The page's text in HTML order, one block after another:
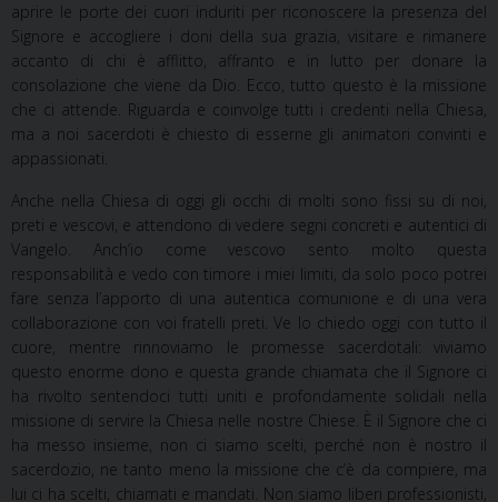
aprire le porte dei cuori induriti per riconoscere la presenza del
Signore e accogliere i doni della sua grazia, visitare e rimanere
accanto di chi è afflitto, affranto e in lutto per donare la
consolazione che viene da Dio. Ecco, tutto questo è la missione
che ci attende. Riguarda e coinvolge tutti i credenti nella Chiesa,
ma a noi sacerdoti è chiesto di esserne gli animatori convinti e
appassionati.
Anche nella Chiesa di oggi gli occhi di molti sono fissi su di noi,
preti e vescovi, e attendono di vedere segni concreti e autentici di
Vangelo. Anch’io come vescovo sento molto questa
responsabilità e vedo con timore i miei limiti, da solo poco potrei
fare senza l’apporto di una autentica comunione e di una vera
collaborazione con voi fratelli preti. Ve lo chiedo oggi con tutto il
cuore, mentre rinnoviamo le promesse sacerdotali: viviamo
questo enorme dono e questa grande chiamata che il Signore ci
ha rivolto sentendoci tutti uniti e profondamente solidali nella
missione di servire la Chiesa nelle nostre Chiese. È il Signore che ci
ha messo insieme, non ci siamo scelti, perché non è nostro il
sacerdozio, ne tanto meno la missione che c’è da compiere, ma
lui ci ha scelti, chiamati e mandati. Non siamo liberi professionisti,